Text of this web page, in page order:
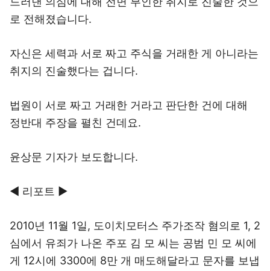
로 전해졌습니다.
자신은 세력과 서로 짜고 주식을 거래한 게 아니라는
취지의 진술했다는 겁니다.
법원이 서로 짜고 거래한 거라고 판단한 건에 대해
정반대 주장을 펼친 건데요.
윤상문 기자가 보도합니다.
◀ 리포트 ▶
2010년 11월 1일, 도이치모터스 주가조작 혐의로 1, 2
심에서 유죄가 나온 주포 김 모 씨는 공범 민 모 씨에
게 12시에 3300에 8만 개 매도해달라고 문자를 보냅